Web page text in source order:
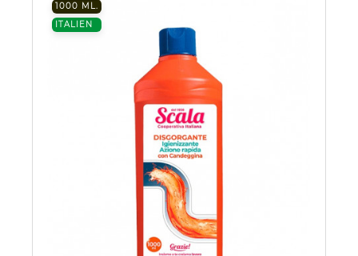
1000 ML.
ITALIEN